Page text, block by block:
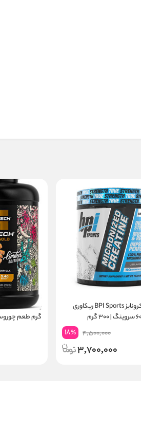
کراتین میکرونایز BPI Sports ریکاوری
4,500,000
18%
3,700,000
گرم طعم چوروس | ۲۴ گرم